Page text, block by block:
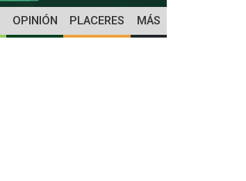
OPINIÓN PLACERES MÁS